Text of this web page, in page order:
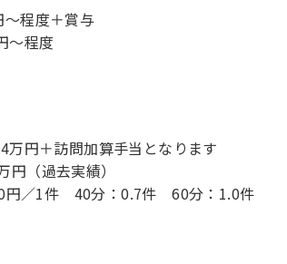
〜程度＋賞与
〜程度
円＋訪問加算手当となります
円（過去実績）
円／1件 40分：0.7件 60分：1.0件